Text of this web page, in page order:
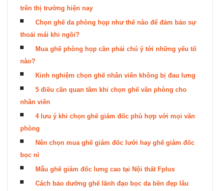
trên thị trường hiện nay
Chọn ghế da phòng họp như thế nào để đảm bảo sự
thoải mái khi ngồi?
Mua ghế phòng họp cần phải chú ý tới những yếu tố
nào?
Kinh nghiệm chọn ghế nhân viên không bị đau lưng
5 điều cần quan tâm khi chọn ghế văn phòng cho
nhân viên
4 lưu ý khi chọn ghế giám đốc phù hợp với mọi văn
phòng
Nên chọn mua ghế giám đốc lưới hay ghế giám đốc
bọc nỉ
Mẫu ghế giám đốc lưng cao tại Nội thất Fplus
Cách bảo dưỡng ghế lãnh đạo bọc da bền đẹp lâu